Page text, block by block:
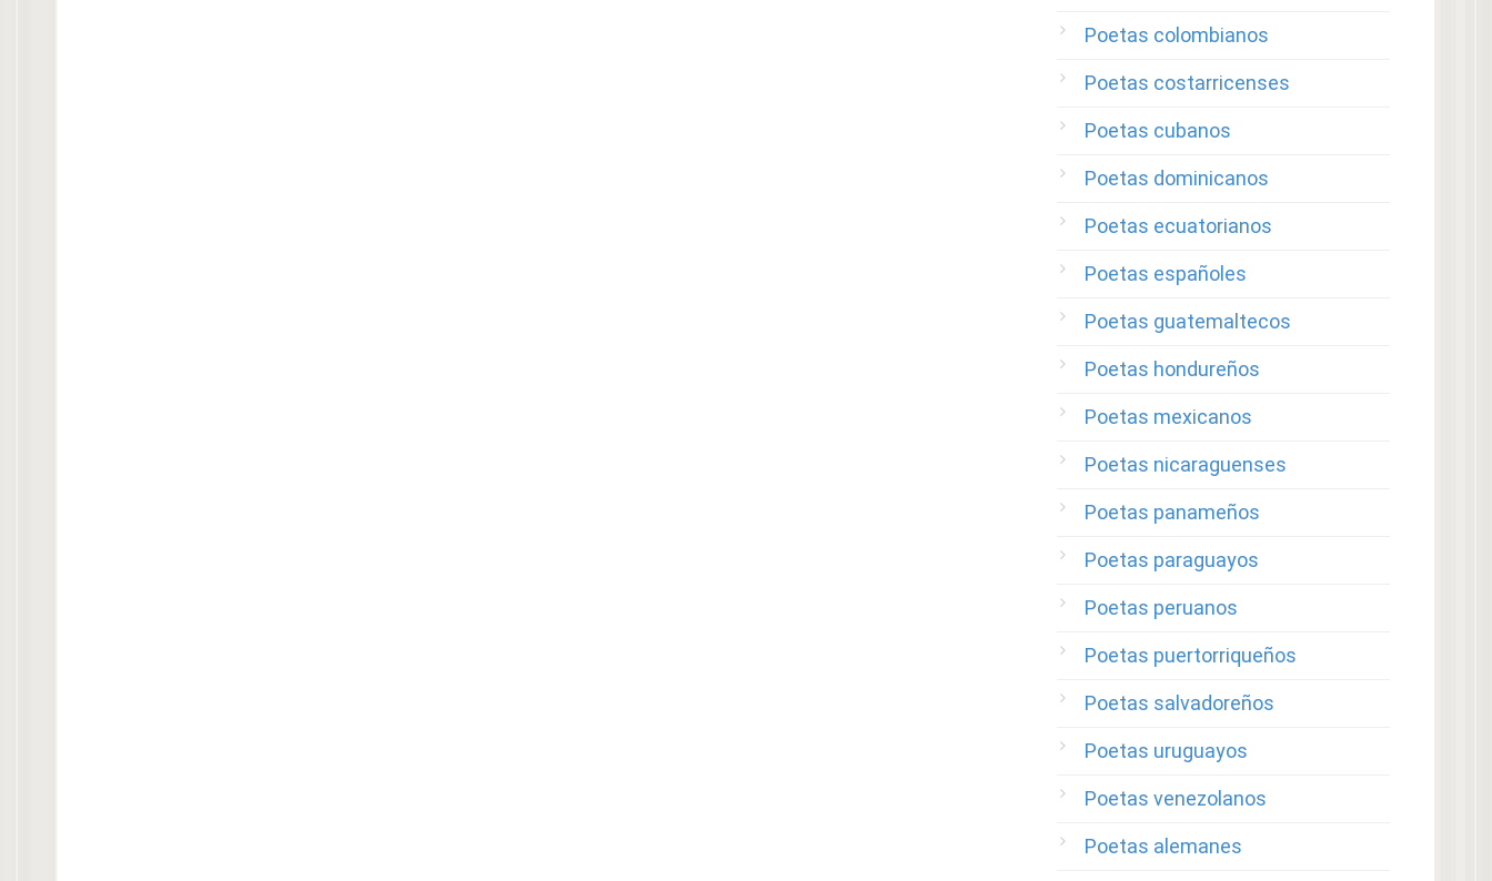
Poetas colombianos
Poetas costarricenses
Poetas cubanos
Poetas dominicanos
Poetas ecuatorianos
Poetas españoles
Poetas guatemaltecos
Poetas hondureños
Poetas mexicanos
Poetas nicaraguenses
Poetas panameños
Poetas paraguayos
Poetas peruanos
Poetas puertorriqueños
Poetas salvadoreños
Poetas uruguayos
Poetas venezolanos
Poetas alemanes